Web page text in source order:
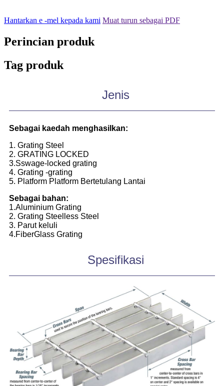
Hantarkan e -mel kepada kami Muat turun sebagai PDF
Perincian produk
Tag produk
Jenis
Sebagai kaedah menghasilkan:
1. Grating Steel
2. GRATING LOCKED
3.Sswage-locked grating
4. Grating -grating
5. Platform Platform Bertetulang Lantai
Sebagai bahan:
1.Aluminium Grating
2. Grating Steelless Steel
3. Parut keluli
4.FiberGlass Grating
Spesifikasi